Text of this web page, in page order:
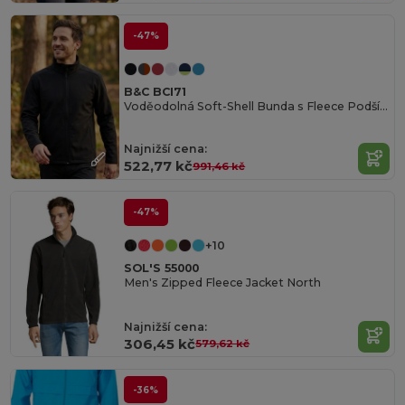
-47%
B&C BCI71
Voděodolná Soft-Shell Bunda s Fleece Podšívkou
Najnižší cena:
522,77 kč991,46 kč
-47%
+10
SOL'S 55000
Men's Zipped Fleece Jacket North
Najnižší cena:
306,45 kč579,62 kč
-36%